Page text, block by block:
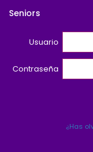
Seniors
Usuario
Contraseña
¿Has